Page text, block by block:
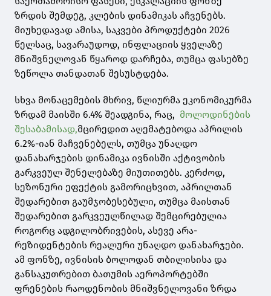
ზრდის შემდეგ, კლების დინამიკას აჩვენებს.
მიუხედავად ამისა, საკვები პროდუქტები 2026
წელსაც, სავარაუდოდ, ინფლაციის ყველაზე
მნიშვნელოვან წყაროდ დარჩება, თუმცა ფასებზე
ზეწოლა თანდათან შესუსტდება.
სხვა მონაცემების მხრივ, წლიურმა ეკონომიკურმა
ზრდამ მაისში 6.4% შეადგინა, რაც, მოლოდინების
შესაბამისად,მცირედით აღემატებოდა აპრილის
6.2%-იან მაჩვენებელს, თუმცა უნაღდო
დანახარჯების დინამიკა ივნისში აქტივობის
გარკვეულ შენელებაზე მიუთითებს. კერძოდ,
სეზონური ეფექტის გამორიცხვით, აპრილთან
შედარებით გაუმჯობესებული, თუმცა მაისთან
შედარებით გარკვეულწილად შემცირებულია
როგორც ადგილობრივების, ასევე არა-
რეზიდენტების რეალური უნაღდო დანახარჯები.
ამ ფონზე, ივნისის ბოლოდან თბილისისა და
განსაკუთრებით ბათუმის აეროპორტებში
ფრენების რაოდენობის მნიშვნელოვანი ზრდა